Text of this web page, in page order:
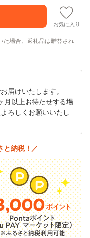
お気に入り
た場合、返礼品は贈答され
届けいたします。
月以上お待たせする場
ろしくお願いいたし
と納税！／